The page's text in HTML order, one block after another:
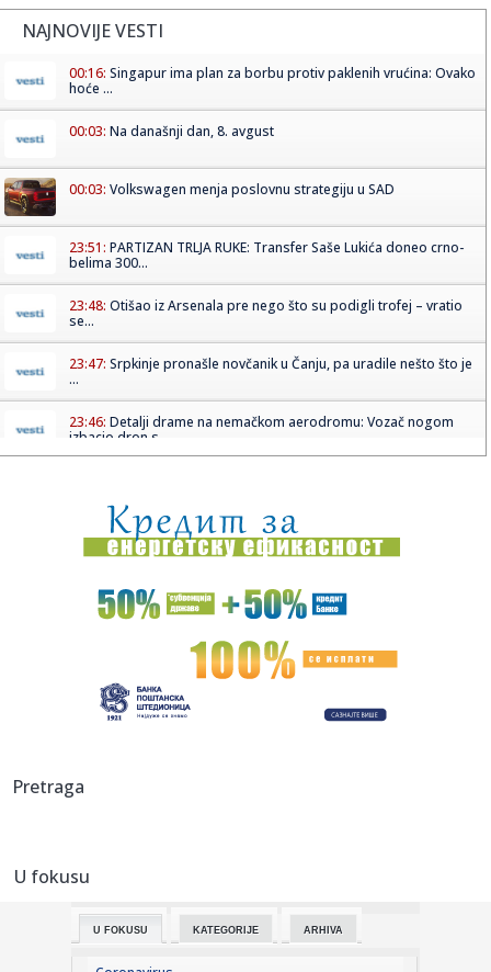
NAJNOVIJE VESTI
00:16: Singapur ima plan za borbu protiv paklenih vrućina: Ovako
hoće ...
00:03: Na današnji dan, 8. avgust
00:03: Volkswagen menja poslovnu strategiju u SAD
23:51: PARTIZAN TRLJA RUKE: Transfer Saše Lukića doneo crno-
belima 300...
23:48: Otišao iz Arsenala pre nego što su podigli trofej – vratio
se...
23:47: Srpkinje pronašle novčanik u Čanju, pa uradile nešto što je
...
23:46: Detalji drame na nemačkom aerodromu: Vozač nogom
izbacio dron s...
23:35:"Nema lakih utakmica, ali mi smo Vojvodina"
23:33:Ribakina sigurna u Torontu
Brenin potez posle pada razbesneo javnost: Devojka joj
23:29:Američki Senat usvojio zakon o sankcijama Rusiji usmjeren
23:24:
23:22:
KAKVA PORUKA PRED NASTAVAK SEZONE: Srbija nadigrala
Pretraga
U fokusu
U FOKUSU KATEGORIJE ARHIVA